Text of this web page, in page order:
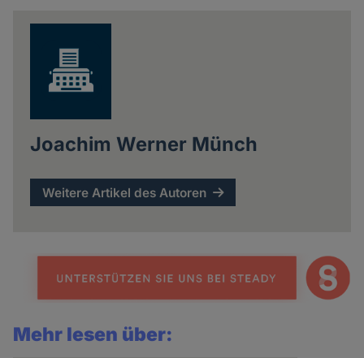
Joachim Werner Münch
Weitere Artikel des Autoren
Mehr lesen über: